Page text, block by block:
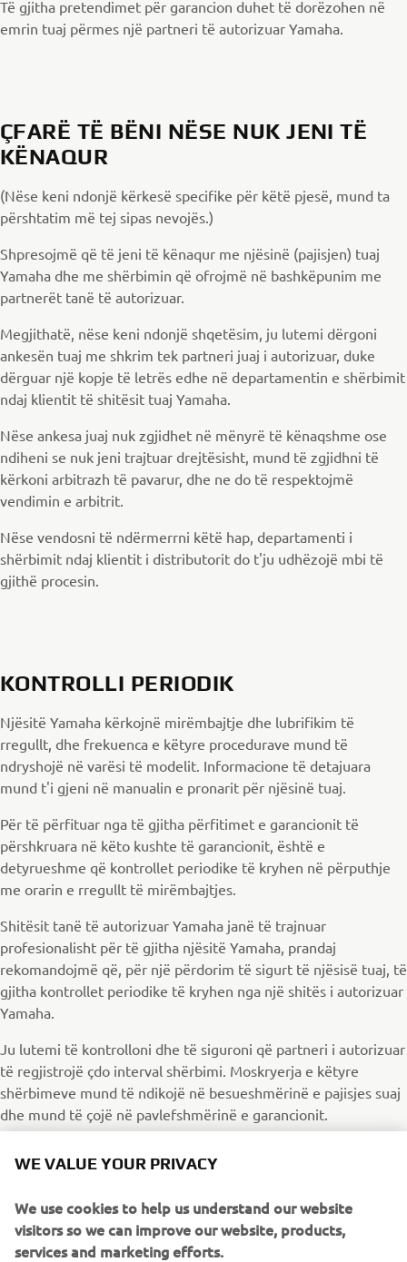
Të gjitha pretendimet për garancion duhet të dorëzohen në
emrin tuaj përmes një partneri të autorizuar Yamaha.
ÇFARË TË BËNI NËSE NUK JENI TË
KËNAQUR
(Nëse keni ndonjë kërkesë specifike për këtë pjesë, mund ta
përshtatim më tej sipas nevojës.)
Shpresojmë që të jeni të kënaqur me njësinë (pajisjen) tuaj
Yamaha dhe me shërbimin që ofrojmë në bashkëpunim me
partnerët tanë të autorizuar.
Megjithatë, nëse keni ndonjë shqetësim, ju lutemi dërgoni
ankesën tuaj me shkrim tek partneri juaj i autorizuar, duke
dërguar një kopje të letrës edhe në departamentin e shërbimit
ndaj klientit të shitësit tuaj Yamaha.
Nëse ankesa juaj nuk zgjidhet në mënyrë të kënaqshme ose
ndiheni se nuk jeni trajtuar drejtësisht, mund të zgjidhni të
kërkoni arbitrazh të pavarur, dhe ne do të respektojmë
vendimin e arbitrit.
Nëse vendosni të ndërmerrni këtë hap, departamenti i
shërbimit ndaj klientit i distributorit do t'ju udhëzojë mbi të
gjithë procesin.
KONTROLLI PERIODIK
Njësitë Yamaha kërkojnë mirëmbajtje dhe lubrifikim të
rregullt, dhe frekuenca e këtyre procedurave mund të
ndryshojë në varësi të modelit. Informacione të detajuara
mund t'i gjeni në manualin e pronarit për njësinë tuaj.
Për të përfituar nga të gjitha përfitimet e garancionit të
përshkruara në këto kushte të garancionit, është e
detyrueshme që kontrollet periodike të kryhen në përputhje
me orarin e rregullt të mirëmbajtjes.
Shitësit tanë të autorizuar Yamaha janë të trajnuar
profesionalisht për të gjitha njësitë Yamaha, prandaj
rekomandojmë që, për një përdorim të sigurt të njësisë tuaj, të
gjitha kontrollet periodike të kryhen nga një shitës i autorizuar
Yamaha.
Ju lutemi të kontrolloni dhe të siguroni që partneri i autorizuar
të regjistrojë çdo interval shërbimi. Moskryerja e këtyre
shërbimeve mund të ndikojë në besueshmërinë e pajisjes suaj
dhe mund të çojë në pavlefshmërinë e garancionit.
GARANCIONI I ZGJATUR MC-SC
WE VALUE YOUR PRIVACY
We use cookies to help us understand our website
visitors so we can improve our website, products,
services and marketing efforts.